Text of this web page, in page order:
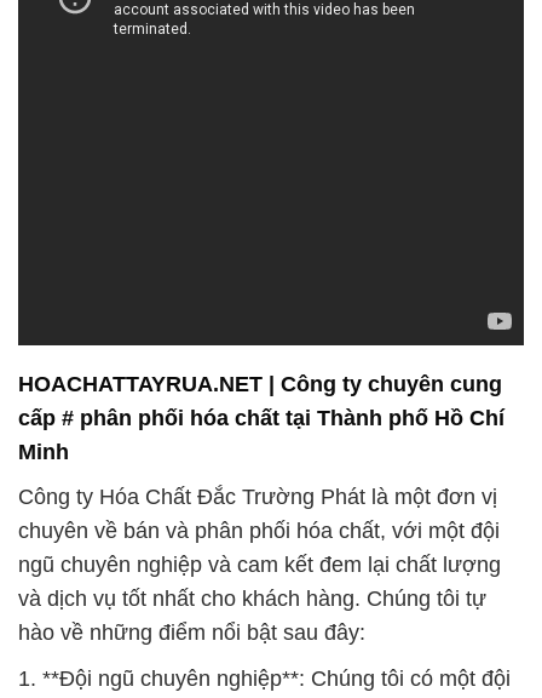
HOACHATTAYRUA.NET | Công ty chuyên cung
cấp # phân phối hóa chất tại Thành phố Hồ Chí
Minh
Công ty Hóa Chất Đắc Trường Phát là một đơn vị
chuyên về bán và phân phối hóa chất, với một đội
ngũ chuyên nghiệp và cam kết đem lại chất lượng
và dịch vụ tốt nhất cho khách hàng. Chúng tôi tự
hào về những điểm nổi bật sau đây:
1. **Đội ngũ chuyên nghiệp**: Chúng tôi có một đội